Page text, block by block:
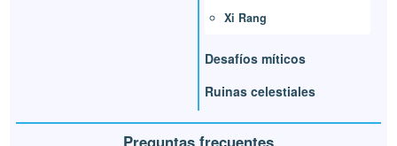
Xi Rang
Desafíos míticos
Ruinas celestiales
Preguntas frecuentes